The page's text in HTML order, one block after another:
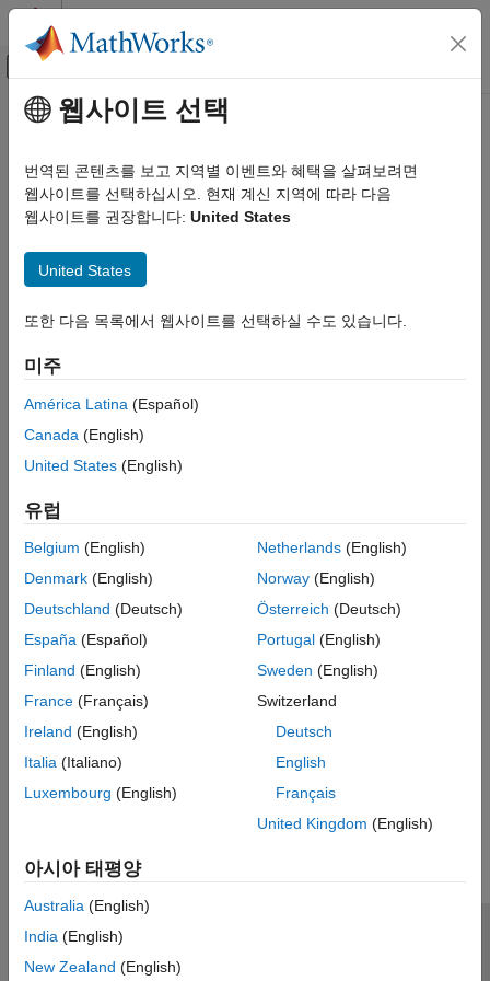
콘텐츠로 바로 가기
오프캔버스 탐색 메뉴 토글
문서 홈
코드 검증
Polyspace Bug Finder
카테고리
Get Started with Polyspace Bug Finder
Installation
Install Bug Finder for Server Usage
Running Bug Finder
Reviewing and Reporting Results
Tools Qualification and Certification
Troubleshooting in Polyspace Bug Finder
주요 콘텐츠
Installation
Install Polyspace® products for analysis on desktop or server
Install one or more of these Polyspace product combinations:
Install
Polyspace Bug Finder
supports automated runs.
InstallPolyspace Bug Finder Server™andPolyspace
Access™for automated runs on servers.
server after code submission.
repository for storing results and supports many reviewers
카테고리
Install Bug Finder for Desktop Usage
Install Polyspace Bug Finder
on desktops
Install Bug Finder for Server Usage
관련 정보
Installation and Deployment
이 페이지가 얼마나 도움이 되었습니까?
웹사이트 선택
번역된 콘텐츠를 보고 지역별 이벤트와 혜택을 살펴보려면
웹사이트를 선택하십시오. 현재 계신 지역에 따라 다음
웹사이트를 권장합니다: United States
United States
또한 다음 목록에서 웹사이트를 선택하실 수도 있습니다.
미주
América Latina (Español)
Canada (English)
United States (English)
유럽
Belgium (English)
Denmark (English)
Deutschland (Deutsch)
España (Español)
Finland (English)
France (Français)
Ireland (English)
Italia (Italiano)
Luxembourg (English)
Netherlands(English)
Norway(English)
Österreich (Deutsch)
Portugal(English)
Sweden (English)
Switzerland
Deutsch
English
Français
United Kingdom (English)
아시아 태평양
Australia (English)
India (English)
New Zealand (English)
신뢰 센터
애플리케이션 상태